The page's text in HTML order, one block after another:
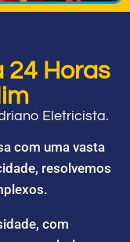
24 Horas
Eletricista.
com uma vasta
resolvemos
com